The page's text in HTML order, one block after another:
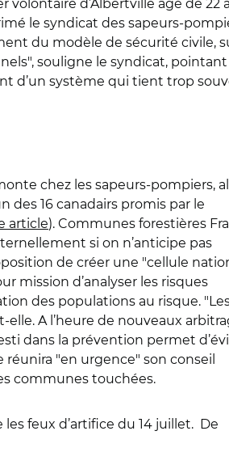
d’Albertville âgé de 22
le syndicat des sapeurs-
du modèle de sécurité civile,
souligne le syndicat, pointant
d’un système qui tient trop
chez les sapeurs-pompiers,
des 16 canadairs promis par le
article). Communes forestières
si on n’anticipe pas
de créer une "cellule
mission d’analyser les risques
des populations au risque. "
A l’heure de nouveaux
dans la prévention permet
"en urgence" son conseil
communes touchées.
feux d’artifice du 14 juillet. De